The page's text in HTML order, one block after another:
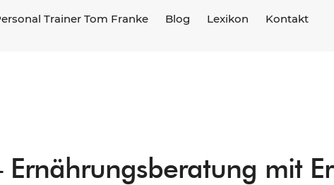
Trainer Tom Franke Blog Lexikon Kontakt
mit